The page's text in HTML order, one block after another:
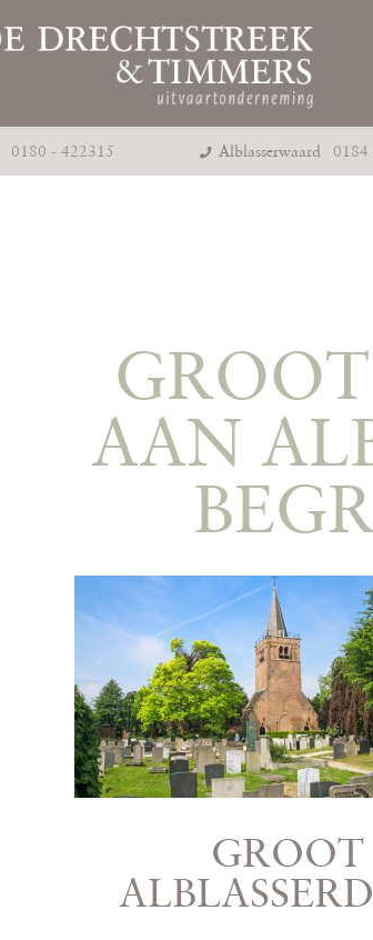
0180 - 422315 Alblasserwaard 0184
AAN